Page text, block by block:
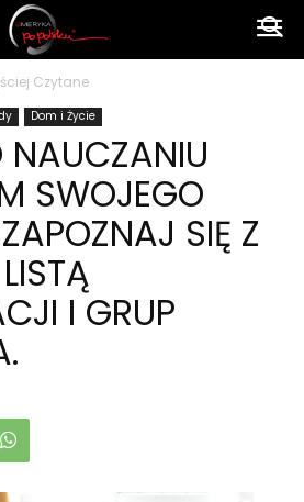
Czytane
Dom i Życie
NAUCZANIU
SWOJEGO
SIĘ Z
I GRUP